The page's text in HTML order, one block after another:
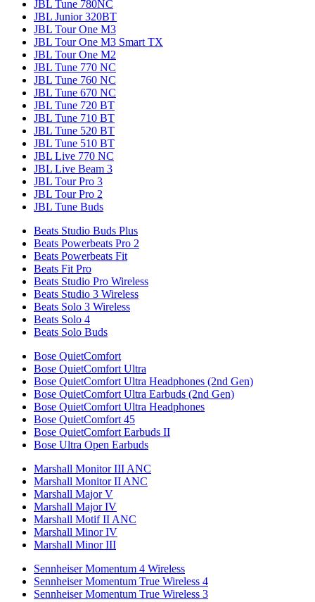
JBL Tune 780NC
JBL Junior 320BT
JBL Tour One M3
JBL Tour One M3 Smart TX
JBL Tour One M2
JBL Tune 770 NC
JBL Tune 760 NC
JBL Tune 670 NC
JBL Tune 720 BT
JBL Tune 710 BT
JBL Tune 520 BT
JBL Tune 510 BT
JBL Live 770 NC
JBL Live Beam 3
JBL Tour Pro 3
JBL Tour Pro 2
JBL Tune Buds
Beats Studio Buds Plus
Beats Powerbeats Pro 2
Beats Powerbeats Fit
Beats Fit Pro
Beats Studio Pro Wireless
Beats Studio 3 Wireless
Beats Solo 3 Wireless
Beats Solo 4
Beats Solo Buds
Bose QuietComfort
Bose QuietComfort Ultra
Bose QuietComfort Ultra Headphones (2nd Gen)
Bose QuietComfort Ultra Earbuds (2nd Gen)
Bose QuietComfort Ultra Headphones
Bose QuietComfort 45
Bose QuietComfort Earbuds II
Bose Ultra Open Earbuds
Marshall Monitor III ANC
Marshall Monitor II ANC
Marshall Major V
Marshall Major IV
Marshall Motif II ANC
Marshall Minor IV
Marshall Minor III
Sennheiser Momentum 4 Wireless
Sennheiser Momentum True Wireless 4
Sennheiser Momentum True Wireless 3